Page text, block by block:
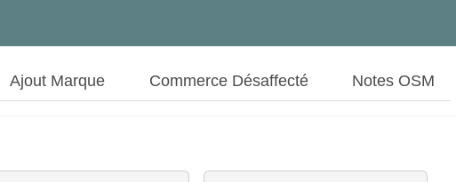
Ajout Marque Commerce Désaffecté Notes OSM